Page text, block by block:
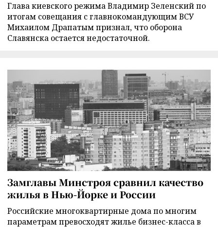
Глава киевского режима Владимир Зеленский по
итогам совещания с главнокомандующим ВСУ
Михаилом Драпатым признал, что оборона
Славянска остается недостаточной.
Замглавы Минстроя сравнил качество
жилья в Нью-Йорке и России
Российские многоквартирные дома по многим
параметрам превосходят жилье бизнес-класса в